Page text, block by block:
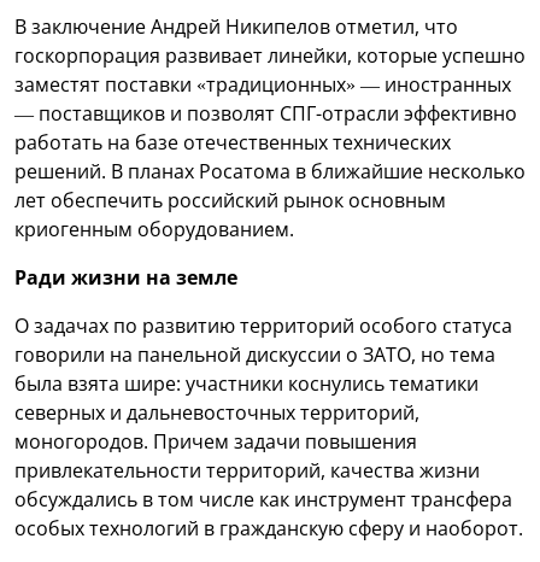
В заключение Андрей Никипелов отметил, что
госкорпорация развивает линейки, которые успешно
заместят поставки «традиционных» — иностранных
— поставщиков и позволят СПГ-отрасли эффективно
работать на базе отечественных технических
решений. В планах Росатома в ближайшие несколько
лет обеспечить российский рынок основным
криогенным оборудованием.
Ради жизни на земле
О задачах по развитию территорий особого статуса
говорили на панельной дискуссии о ЗАТО, но тема
была взята шире: участники коснулись тематики
северных и дальневосточных территорий,
моногородов. Причем задачи повышения
привлекательности территорий, качества жизни
обсуждались в том числе как инструмент трансфера
особых технологий в гражданскую сферу и наоборот.